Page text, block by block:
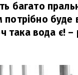
багато
буде
така вода є! –